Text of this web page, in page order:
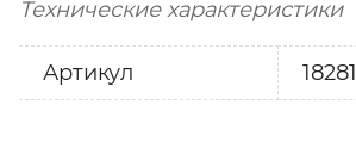
Технические характеристики
Артикул 18281